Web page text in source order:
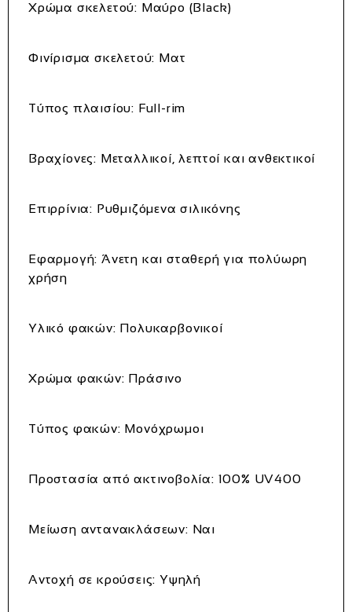
Χρώμα σκελετού: Μαύρο (Black)
Φινίρισμα σκελετού: Ματ
Τύπος πλαισίου: Full-rim
Βραχίονες: Μεταλλικοί, λεπτοί και ανθεκτικοί
Επιρρίνια: Ρυθμιζόμενα σιλικόνης
Εφαρμογή: Άνετη και σταθερή για πολύωρη
χρήση
Υλικό φακών: Πολυκαρβονικοί
Χρώμα φακών: Πράσινο
Τύπος φακών: Μονόχρωμοι
Προστασία από ακτινοβολία: 100% UV400
Μείωση αντανακλάσεων: Ναι
Αντοχή σε κρούσεις: Υψηλή